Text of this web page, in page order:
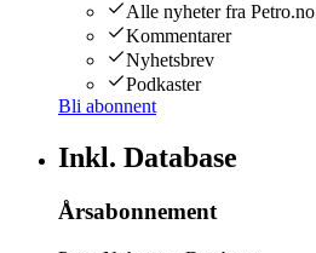
Alle nyheter fra Petro.no
Kommentarer
Nyhetsbrev
Podkaster
Bli abonnent
Inkl. Database
Årsabonnement